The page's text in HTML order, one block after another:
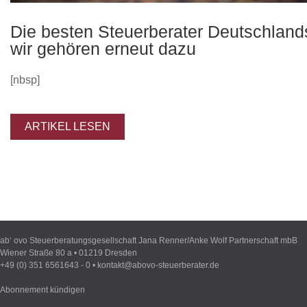
Die besten Steuerberater
wir gehören erneut dazu
[nbsp]
ARTIKEL LESEN
ab‘ ovo Steuerberatungsgesellschaft Jana Renner/Anke Wolf Partnerschaft mbB
Wiener Straße 80 a • 01219 Dresden
+49 (0) 351 6561643 - 0 • kontakt@abovo-steuerberater.de
Abonnement kündigen